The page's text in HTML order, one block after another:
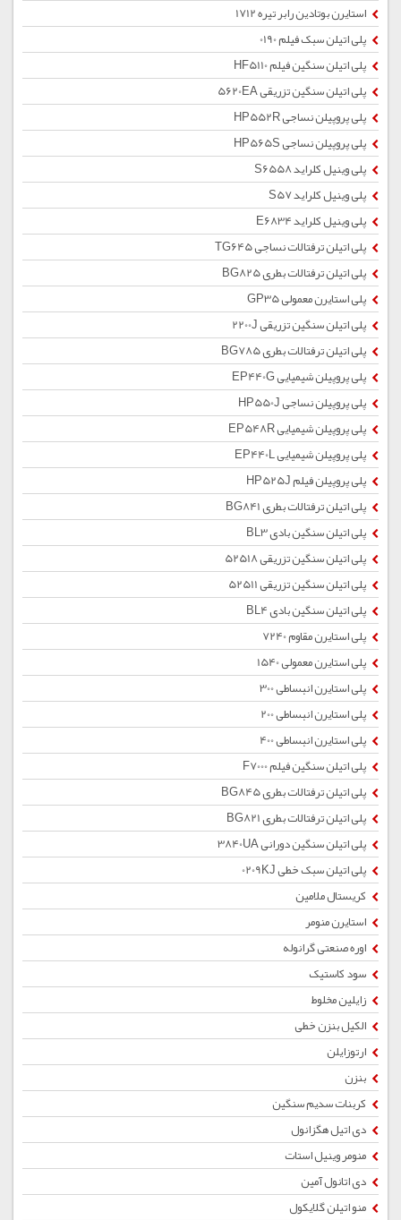
استایرن بوتادین رابر تیره 1712
پلی اتیلن سبک فیلم 0190
پلی اتیلن سنگین فیلم HF5110
پلی اتیلن سنگین تزریقی 5620EA
پلی پروپیلن نساجی HP552R
پلی پروپیلن نساجی HP565S
پلی وینیل کلراید S6558
پلی وینیل کلراید S57
پلی وینیل کلراید E6834
پلی اتیلن ترفتالات نساجی TG645
پلی اتیلن ترفتالات بطری BG825
پلی استایرن معمولی GP35
پلی اتیلن سنگین تزریقی 2200J
پلی اتیلن ترفتالات بطری BG785
پلی پروپیلن شیمیایی EP440G
پلی پروپیلن نساجی HP550J
پلی پروپیلن شیمیایی EP548R
پلی پروپیلن شیمیایی EP440L
پلی پروپیلن فیلم HP525J
پلی اتیلن ترفتالات بطری BG841
پلی اتیلن سنگین بادی BL3
پلی اتیلن سنگین تزریقی 52518
پلی اتیلن سنگین تزریقی 52511
پلی اتیلن سنگین بادی BL4
پلی استایرن مقاوم 7240
پلی استایرن معمولی 1540
پلی استایرن انبساطی 300
پلی استایرن انبساطی 200
پلی استایرن انبساطی 400
پلی اتیلن سنگین فیلم F7000
پلی اتیلن ترفتالات بطری BG845
پلی اتیلن ترفتالات بطری BG821
پلی اتیلن سنگین دورانی 3840UA
پلی اتیلن سبک خطی 0209KJ
کریستال ملامین
استایرن منومر
اوره صنعتی گرانوله
سود کاستیک
زایلین مخلوط
الکیل بنزن خطی
ارتوزایلن
بنزن
کربنات سدیم سنگین
دی اتیل هگزانول
منومر وینیل استات
دی اتانول آمین
منو اتیلن گلایکول